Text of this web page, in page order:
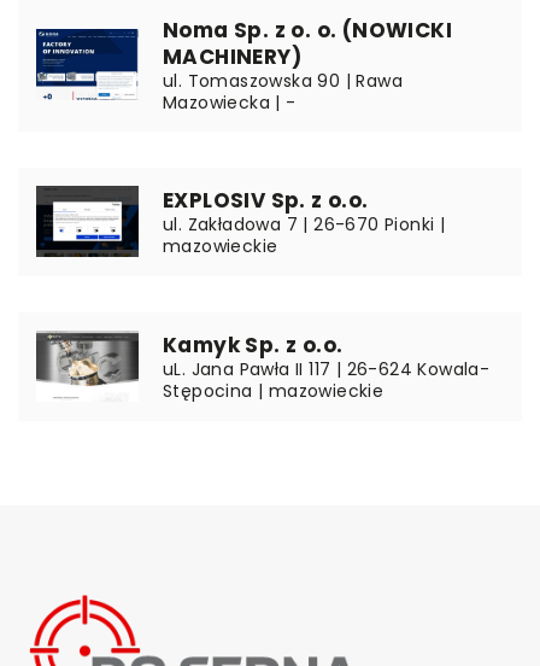
Noma Sp. z o. o. (NOWICKI
MACHINERY)
ul. Tomaszowska 90 | Rawa
Mazowiecka | -
EXPLOSIV Sp. z o.o.
ul. Zakładowa 7 | 26-670 Pionki |
mazowieckie
Kamyk Sp. z o.o.
uL. Jana Pawła II 117 | 26-624 Kowala-
Stępocina | mazowieckie